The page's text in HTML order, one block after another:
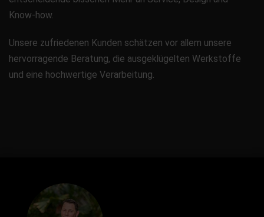
Know-how.
Unsere zufriedenen Kunden schätzen vor allem unsere
hervorragende Beratung, die ausgeklügelten Werkstoffe
und eine hochwertige Verarbeitung.